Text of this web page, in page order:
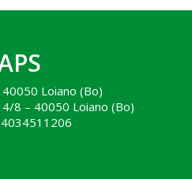
Loiano (Bo)
8 – 40050 Loiano (Bo)